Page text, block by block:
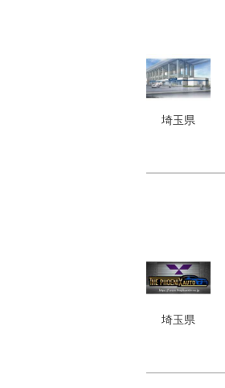
埼玉県
埼玉県